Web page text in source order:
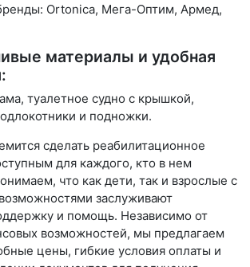
Ortonica, Мега-Оптим, Армед,
материалы и удобная
туалетное судно с крышкой,
и подножки.
сделать реабилитационное
для каждого, кто в нем
что как дети, так и взрослые с
заслуживают
и помощь. Независимо от
возможностей, мы предлагаем
цены, гибкие условия оплаты и